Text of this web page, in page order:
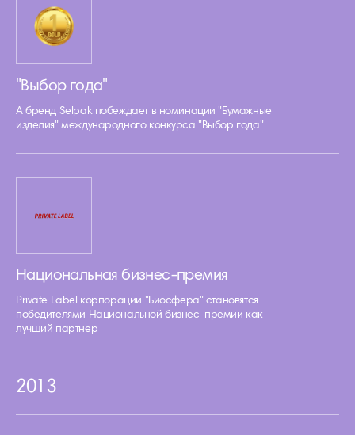
"Выбор года"
А бренд Selpak побеждает в номинации "Бумажные
изделия" международного конкурса "Выбор года"
Национальная бизнес-премия
Private Label корпорации "Биосфера" становятся
победителями Национальной бизнес-премии как
лучший партнер
2013